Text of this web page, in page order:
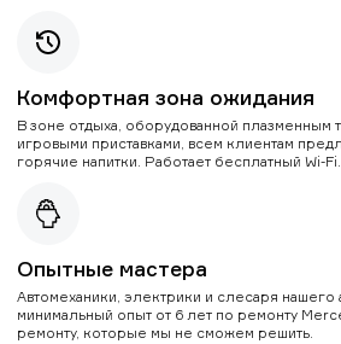
Комфортная зона ожидания
В зоне отдыха, оборудованной плазменным
игровыми приставками, всем клиентам
горячие напитки. Работает бесплатный Wi-Fi.
Опытные мастера
Автомеханики, электрики и слесаря нашего
минимальный опыт от 6 лет по ремонту
ремонту, которые мы не сможем решить.